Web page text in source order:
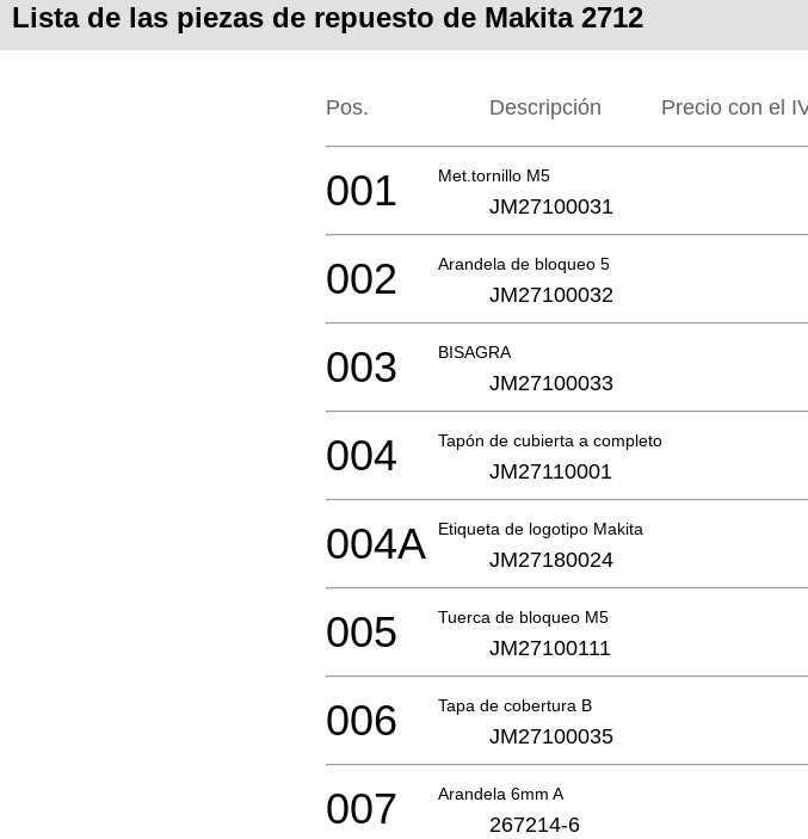
Lista de las piezas de repuesto de Makita 2712
Pos. Descripción Precio con el
Met.tornillo M5
001 JM27100031
Arandela de bloqueo 5
002 JM27100032
BISAGRA
003 JM27100033
Tapón de cubierta a completo
004 JM27110001
Etiqueta de logotipo Makita
004A JM27180024
Tuerca de bloqueo M5
005 JM27100111
Tapa de cobertura B
006 JM27100035
Arandela 6mm A
007 267214-6